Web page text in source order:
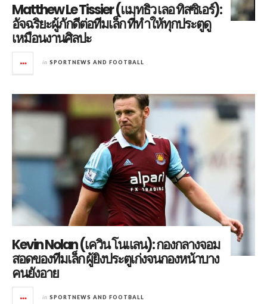
Matthew Le Tissier (แมทธิว เลอ ทิสซิเอร์):
อัจฉริยะผู้ภักดีต่อทีมเล็ก ที่ทำให้ทุกประตูดู
เหมือนงานศิลปะ
in SPORTNEWS AND FOOTBALL
Kevin Nolan (เควิน โนแลน): กองกลางจอม
สอดของทีมเล็ก ผู้ยิงประตูเก่งจนกองหน้าบาง
คนยังอาย
in SPORTNEWS AND FOOTBALL